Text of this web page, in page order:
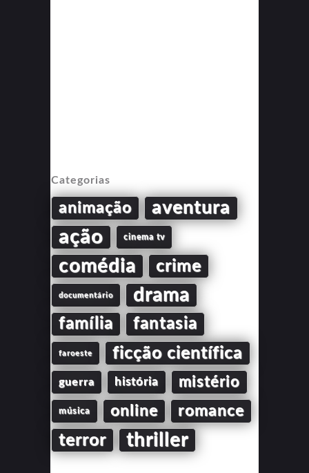
Categorias
animação aventura
ação cinema tv
comédia crime
documentário drama
família fantasia
faroeste ficção científica
guerra história mistério
música online romance
terror thriller